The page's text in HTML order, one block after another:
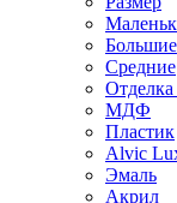
Большие
Средние
МДФ
Пластик
Alvic
Эмаль
Акрил